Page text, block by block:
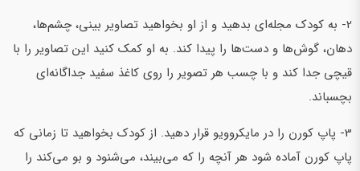
2- به کودک مجله‌ای بدهید و از او بخواهید تصاویر بینی، چشم‌ها،
دهان، گوش‌ها و دست‌ها را پیدا کند. به او کمک کنید این تصاویر را با
قیچی جدا کند و با چسب هر تصویر را روی کاغذ سفید جداگانه‌ای
بچسباند.
3- پاپ کورن را در مایکروویو قرار دهید. از کودک بخواهید تا زمانی که
پاپ کورن آماده شود هر آنچه را که می‌بیند، می‌شنود و بو می‌کند را